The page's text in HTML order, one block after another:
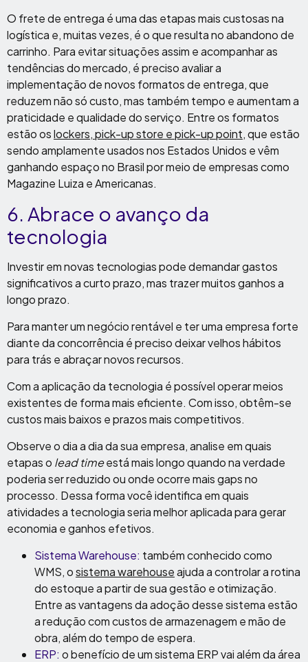
O frete de entrega é uma das etapas mais custosas na
logística e, muitas vezes, é o que resulta no abandono de
carrinho. Para evitar situações assim e acompanhar as
tendências do mercado, é preciso avaliar a
implementação de novos formatos de entrega, que
reduzem não só custo, mas também tempo e aumentam a
praticidade e qualidade do serviço. Entre os formatos
estão oslockers, pick-up store e pick-up point, que estão
sendo amplamente usados nos Estados Unidos e vêm
ganhando espaço no Brasil por meio de empresas como
Magazine Luiza e Americanas.
6. Abrace o avanço da
tecnologia
Investir em novas tecnologias pode demandar gastos
significativos a curto prazo, mas trazer muitos ganhos a
longo prazo.
Para manter um negócio rentável e ter uma empresa forte
diante da concorrência é preciso deixar velhos hábitos
para trás e abraçar novos recursos.
Com a aplicação da tecnologia é possível operar meios
existentes de forma mais eficiente. Com isso, obtêm-se
custos mais baixos e prazos mais competitivos.
Observe o dia a dia da sua empresa, analise em quais
etapas o lead timeestá mais longo quando na verdade
poderia ser reduzido ou onde ocorre mais gaps no
processo. Dessa forma você identifica em quais
atividades a tecnologia seria melhor aplicada para gerar
economia e ganhos efetivos.
Sistema Warehouse: também conhecido como
WMS, osistema warehouseajuda a controlar a rotina
do estoque a partir de sua gestão e otimização.
Entre as vantagens da adoção desse sistema estão
a redução com custos de armazenagem e mão de
obra, além do tempo de espera.
ERP: o benefício de um sistema ERP vai além da área